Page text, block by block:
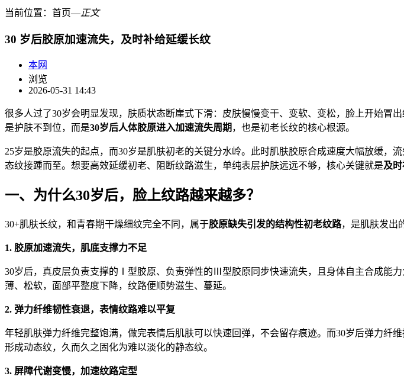
当前位置： 首页―正文
30 岁后胶原加速流失，及时补给延缓长纹
本网
浏览
2026-05-31 14:43
很多人过了30岁会明显发现，肤质状态断崖式下滑：皮肤慢慢变干、变软、变松，脸上开始
是护肤不到位，而是30岁后人体胶原进入加速流失周期 ，也是初老长纹的核心根源。
25岁是胶原流失的起点，而30岁是肌肤初老的关键分水岭。此时肌肤胶原合成速度大幅放缓
态纹接踵而至。想要高效延缓初老、阻断纹路滋生，单纯表层护肤远远不够，核心关键就是及
一、为什么30岁后，脸上纹路越来越多？
30+肌肤长纹，和青春期干燥细纹完全不同，属于胶原缺失引发的结构性初老纹路，是肌肤发出
1. 胶原加速流失，肌底支撑力不足
30岁后，真皮层负责支撑的Ⅰ型胶原、负责弹性的Ⅲ型胶原同步快速流失，且身体自主合成能
薄、松软，面部平整度下降，纹路便顺势滋生、蔓延。
2. 弹力纤维韧性衰退，表情纹路难以平复
年轻肌肤弹力纤维完整饱满，做完表情后肌肤可以快速回弹，不会留存痕迹。而30岁后弹力
形成动态纹，久而久之固化为难以淡化的静态纹。
3. 屏障代谢变慢，加速纹路定型